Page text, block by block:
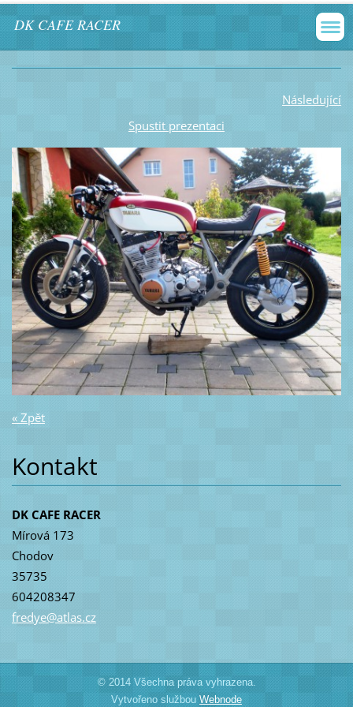
DK CAFE RACER
Následující
Spustit prezentaci
« Zpět
Kontakt
DK CAFE RACER
Mírová 173
Chodov
35735
604208347
fredye@atlas.cz
© 2014 Všechna práva vyhrazena.
Vytvořeno službou Webnode